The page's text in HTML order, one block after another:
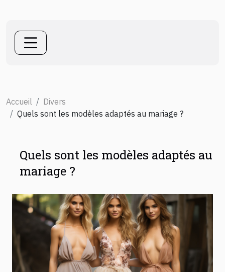
Accueil
Divers
Quels sont les modèles adaptés au mariage ?
Quels sont les modèles adaptés au
mariage ?